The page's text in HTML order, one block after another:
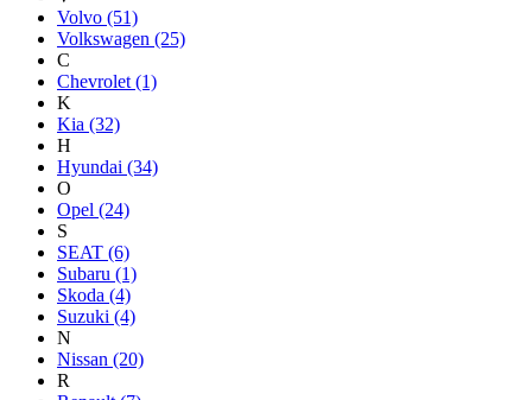
Volvo (51)
Volkswagen (25)
C
Chevrolet (1)
K
Kia (32)
H
Hyundai (34)
O
Opel (24)
S
SEAT (6)
Subaru (1)
Skoda (4)
Suzuki (4)
N
Nissan (20)
R